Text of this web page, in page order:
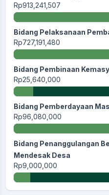
Rp913,241,507
Bidang Pelaksanaan
Rp727,191,480
Bidang Pembinaan
Rp25,640,000
Bidang Pemberdayaan
Rp96,080,000
Bidang Penanggulangan
Mendesak Desa
Rp9,000,000